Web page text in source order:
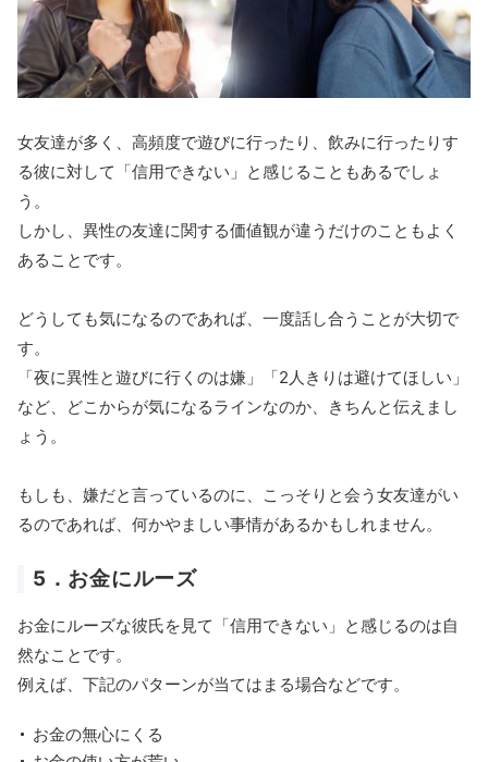
女友達が多く、高頻度で遊びに行ったり、飲みに行ったりす
る彼に対して「信用できない」と感じることもあるでしょ
う。
しかし、異性の友達に関する価値観が違うだけのこともよく
あることです。
どうしても気になるのであれば、一度話し合うことが大切で
す。
「夜に異性と遊びに行くのは嫌」「2人きりは避けてほしい」
など、どこからが気になるラインなのか、きちんと伝えまし
ょう。
もしも、嫌だと言っているのに、こっそりと会う女友達がい
るのであれば、何かやましい事情があるかもしれません。
5．お金にルーズ
お金にルーズな彼氏を見て「信用できない」と感じるのは自
然なことです。
例えば、下記のパターンが当てはまる場合などです。
お金の無心にくる